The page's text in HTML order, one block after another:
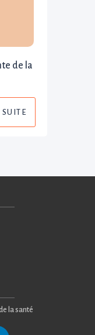
de la
SUITE
la santé